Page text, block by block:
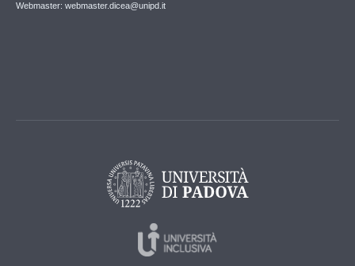
Webmaster: webmaster.dicea@unipd.it